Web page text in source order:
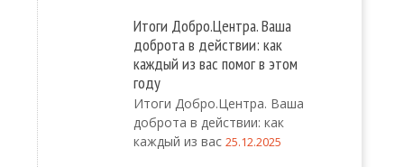
Итоги Добро.Центра. Ваша
доброта в действии: как
каждый из вас помог в этом
году
Итоги Добро.Центра. Ваша
доброта в действии: как
каждый из вас25.12.2025